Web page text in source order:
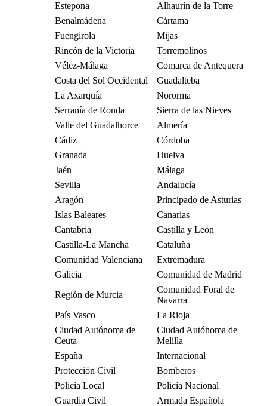
Estepona
Alhaurín de la Torre
Benalmádena
Cártama
Fuengirola
Mijas
Rincón de la Victoria
Torremolinos
Vélez-Málaga
Comarca de Antequera
Costa del Sol Occidental
Guadalteba
La Axarquía
Nororma
Serranía de Ronda
Sierra de las Nieves
Valle del Guadalhorce
Almería
Cádiz
Córdoba
Granada
Huelva
Jaén
Málaga
Sevilla
Andalucía
Aragón
Principado de Asturias
Islas Baleares
Canarias
Cantabria
Castilla y León
Castilla-La Mancha
Cataluña
Comunidad Valenciana
Extremadura
Galicia
Comunidad de Madrid
Región de Murcia
Comunidad Foral de
Navarra
País Vasco
La Rioja
Ciudad Autónoma de
Ceuta
Ciudad Autónoma de
Melilla
España
Internacional
Protección Civil
Bomberos
Policía Local
Policía Nacional
Guardia Civil
Armada Española